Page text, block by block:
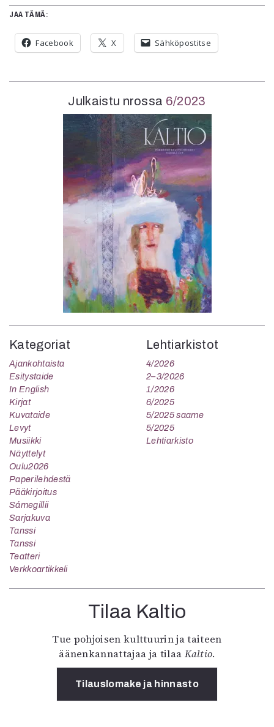
Julkaistu nrossa 6/2023
Kategoriat
Ajankohtaista
Esitystaide
In English
Kirjat
Kuvataide
Levyt
Musiikki
Näyttelyt
Oulu2026
Paperilehdestä
Pääkirjoitus
Sámegillii
Sarjakuva
Tanssi
Tanssi
Teatteri
Verkkoartikkeli
Lehtiarkistot
4/2026
2–3/2026
1/2026
6/2025
5/2025 saame
5/2025
Lehtiarkisto
Tilaa Kaltio
Tue pohjoisen kulttuurin ja taiteen
äänenkannattajaa ja tilaa Kaltio.
Tilauslomake ja hinnasto
JAA TÄMÄ:
Facebook X Sähköpostitse